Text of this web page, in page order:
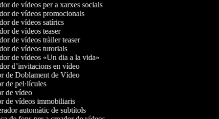
de vídeos per a xarxes socials
de vídeos promocionals
de vídeos satírics
de vídeos teaser
de vídeos tràiler teaser
de vídeos tutorials
de vídeos «Un dia a la vida»
d’invitacions en vídeo
de Doblament de Vídeo
de pel·lícules
de vídeo
de vídeos immobiliaris
automàtic de subtítols